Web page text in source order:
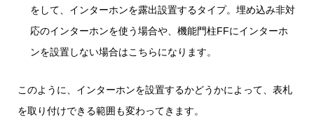
をして、インターホンを露出設置するタイプ。埋め込み非対
応のインターホンを使う場合や、機能門柱FFにインターホ
ンを設置しない場合はこちらになります。
このように、インターホンを設置するかどうかによって、表札
を取り付けできる範囲も変わってきます。